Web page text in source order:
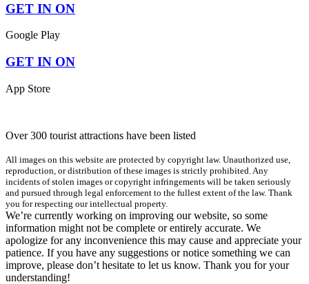
GET IN ON
Google Play
GET IN ON
App Store
Over 300 tourist attractions have been listed
All images on this website are protected by copyright law. Unauthorized use,
reproduction, or distribution of these images is strictly prohibited. Any
incidents of stolen images or copyright infringements will be taken seriously
and pursued through legal enforcement to the fullest extent of the law. Thank
you for respecting our intellectual property.
We’re currently working on improving our website, so some
information might not be complete or entirely accurate. We
apologize for any inconvenience this may cause and appreciate your
patience. If you have any suggestions or notice something we can
improve, please don’t hesitate to let us know. Thank you for your
understanding!